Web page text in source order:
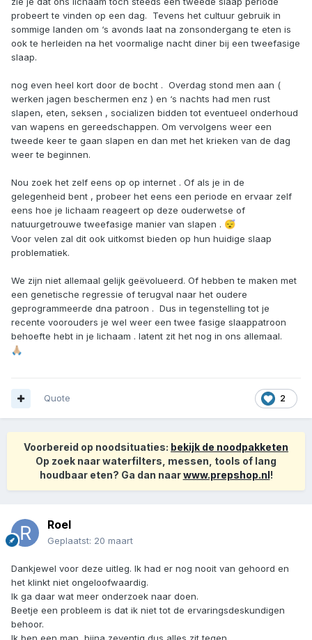
probeert te vinden op een dag. Tevens het cultuur gebruik in
sommige landen om ‘s avonds laat na zonsondergang te eten is
ook te herleiden na het voormalige nacht diner bij een tweefasige
slaap.
nog even heel kort door de bocht . Overdag stond men aan (
werken jagen beschermen enz ) en ‘s nachts had men rust
slapen, eten, seksen , socializen bidden tot eventueel onderhoud
van wapens en gereedschappen. Om vervolgens weer een
tweede keer te gaan slapen en dan met het krieken van de dag
weer te beginnen.
Nou zoek het zelf eens op op internet . Of als je in de
gelegenheid bent , probeer het eens een periode en ervaar zelf
eens hoe je lichaam reageert op deze ouderwetse of
natuurgetrouwe tweefasige manier van slapen . 😴
Voor velen zal dit ook uitkomst bieden op hun huidige slaap
problematiek.
We zijn niet allemaal gelijk geëvolueerd. Of hebben te maken met
een genetische regressie of terugval naar het oudere
geprogrammeerde dna patroon . Dus in tegenstelling tot je
recente voorouders je wel weer een twee fasige slaappatroon
behoefte hebt in je lichaam . latent zit het nog in ons allemaal.
🙏🏼
2
Quote
Voorbereid op noodsituaties: bekijk de noodpakketen
Op zoek naar waterfilters, messen, tools of lang
houdbaar eten? Ga dan naarwww.prepshop.nl!
Roel
Geplaatst: 20 maart
Dankjewel voor deze uitleg. Ik had er nog nooit van gehoord en
het klinkt niet ongeloofwaardig.
Ik ga daar wat meer onderzoek naar doen.
Beetje een probleem is dat ik niet tot de ervaringsdeskundigen
behoor.